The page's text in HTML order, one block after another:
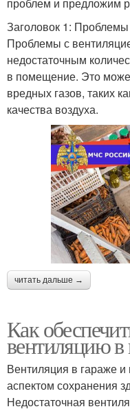
проблем и предложим
Заголовок 1:
Проблемы с
недостаточным
в помещение. Это
вредных газов, таких
качества воздуха.
читать дальше →
Как
вентиляцию в
Вентиляция в гараже
аспектом сохранения
Недостаточная